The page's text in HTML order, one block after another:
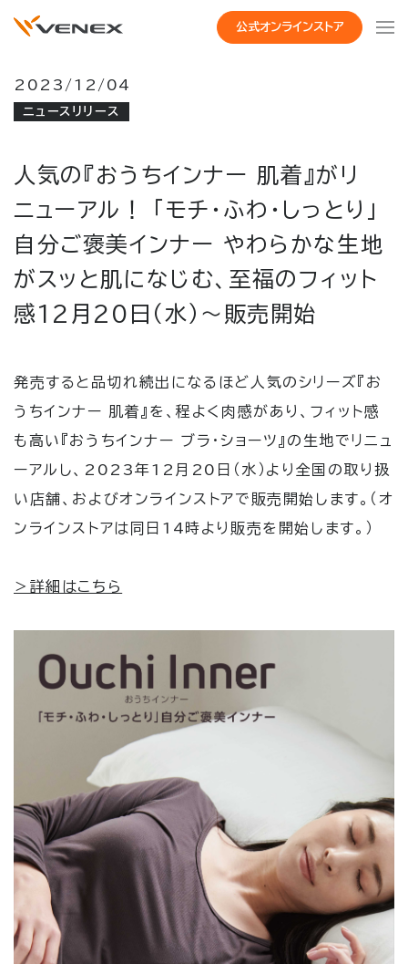
公式オンラインストア
2023/12/04
ニュースリリース
人気の『おうちインナー 肌着』がリ
ニューアル！ 「モチ・ふわ・しっとり」
自分ご褒美インナー やわらかな生地
がスッと肌になじむ、至福のフィット
感12月20日（水）～販売開始
発売すると品切れ続出になるほど人気のシリーズ『お
うちインナー 肌着』を、程よく肉感があり、フィット感
も高い『おうちインナー ブラ・ショーツ』の生地でリニュ
ーアルし、
2023年12 月 20 日（水）より全国の取り扱
い店舗、およびオンラインストアで販売開始します。（オ
ンラインストアは同日 14 時より販売を開始します。）
＞詳細はこちら